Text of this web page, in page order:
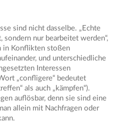
sind nicht dasselbe. „Echte
nur bearbeitet werden“,
in Konflikten stoßen
und unterschiedliche
Interessen
„confligere“ bedeutet
als auch „kämpfen“).
auflösbar, denn sie sind eine
allein mit Nachfragen oder